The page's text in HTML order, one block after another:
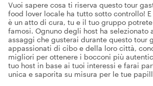
Vuoi sapere cosa ti riserva questo tour
food lover locale ha tutto sotto controllo!
è un atto di cura, tu e il tuo gruppo
famosi. Ognuno degli host ha selezionato
assaggi che gusterai durante questo tour
appassionati di cibo e della loro città,
migliori per ottenere i bocconi più
tuo host in base ai tuoi interessi e farai
unica e saporita su misura per le tue